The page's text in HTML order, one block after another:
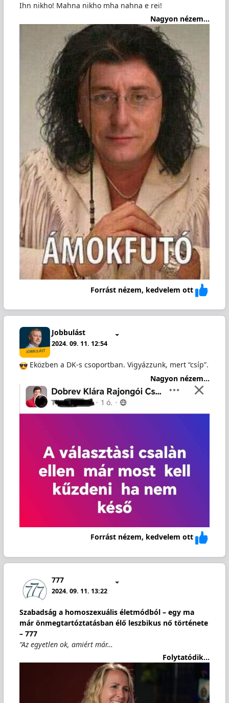
Ihn nikho! Mahna nikho mha nahna e rei!
Nagyon nézem...
Forrást nézem, kedvelem ott
Jobbulást
2024. 09. 11. 12:54
Eközben a DK-s csoportban. Vigyázzunk, mert “csíp”.
Nagyon nézem...
Forrást nézem, kedvelem ott
777
2024. 09. 11. 13:22
Szabadság a homoszexuális életmódból – egy ma
már önmegtartóztatásban élő leszbikus nő története
– 777
“Az egyetlen ok, amiért már…
Folytatódik...